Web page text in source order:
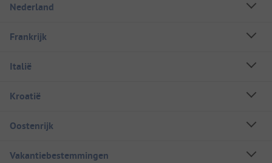
Nederland
Frankrijk
Italië
Kroatië
Oostenrijk
Vakantiebestemmingen